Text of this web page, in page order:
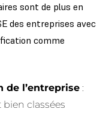
sont de plus en
des entreprises avec
comme
de l’entreprise :
bien classées